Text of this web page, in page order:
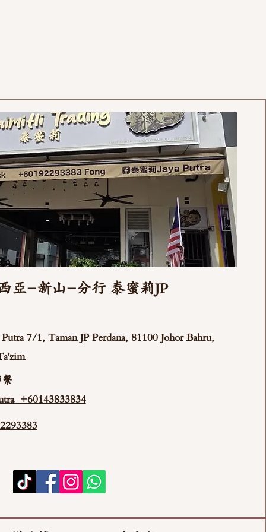
亞-新山-分行 泰蜜莉JP
Putra 7/1, Taman JP Perdana, 81100 Johor Bahru,
繫
+60143833834